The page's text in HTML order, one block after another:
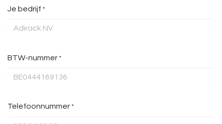
Je bedrijf *
BTW-nummer *
Telefoonnummer *